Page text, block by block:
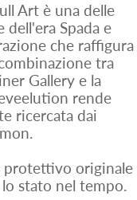
Art è una delle
dell'era Spada e
che raffigura
tra
Gallery e la
rende
ricercata dai
protettivo originale
stato nel tempo.